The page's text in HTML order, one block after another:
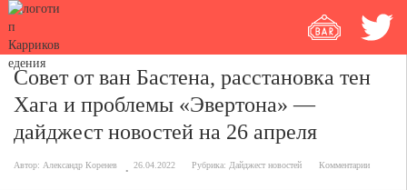
Совет от ван Бастена, расстановка тен
Хага и проблемы «Эвертона» —
дайджест новостей на 26 апреля
Автор: Александр Коренев 26.04.2022 Рубрика: Дайджест новостей Комментарии